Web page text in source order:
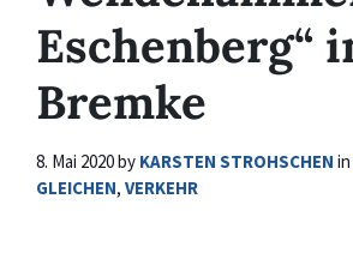
Eschenberg“
Bremke
8. Mai 2020by KARSTEN STROHSCHEN in
GLEICHEN, VERKEHR